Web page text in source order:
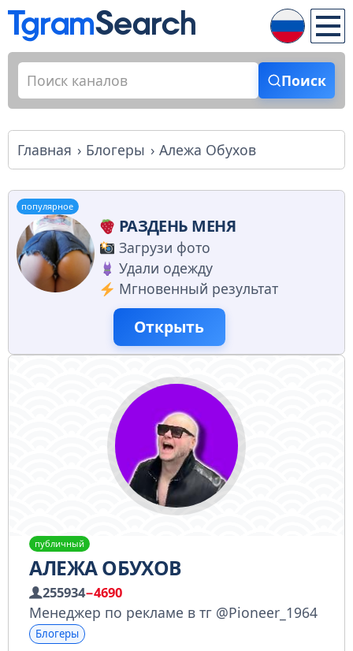
Поиск
Главная Блогеры Алежа Обухов
популярное
РАЗДЕНЬ МЕНЯ
Загрузи фото
Удали одежду
Мгновенный результат
Открыть
публичный
АЛЕЖА ОБУХОВ
255934−4690
Менеджер по рекламе в тг @Pioneer_1964
Блогеры